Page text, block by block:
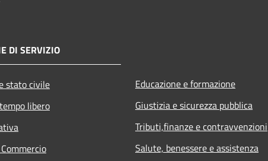
DI SERVIZIO
stato civile
libero
Educazione e formazione
Giustizia e sicurezza pubblica
Tributi,finanze e contravvenzioni
Salute, benessere e assistenza